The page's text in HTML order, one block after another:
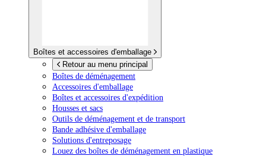
Boîtes et accessoires d'emballage
Retour au menu principal
Boîtes de déménagement
Accessoires d'emballage
Boîtes et accessoires d'expédition
Housses et sacs
Outils de déménagement et de transport
Bande adhésive d'emballage
Solutions d'entreposage
Louez des boîtes de déménagement en plastique